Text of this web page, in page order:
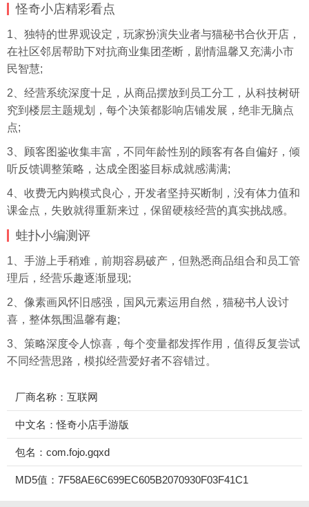
怪奇小店精彩看点
1、独特的世界观设定，玩家扮演失业者与猫秘书合伙开店，
在社区邻居帮助下对抗商业集团垄断，剧情温馨又充满小市
民智慧;
2、经营系统深度十足，从商品摆放到员工分工，从科技树研
究到楼层主题规划，每个决策都影响店铺发展，绝非无脑点
点;
3、顾客图鉴收集丰富，不同年龄性别的顾客有各自偏好，倾
听反馈调整策略，达成全图鉴目标成就感满满;
4、收费无内购模式良心，开发者坚持买断制，没有体力值和
课金点，失败就得重新来过，保留硬核经营的真实挑战感。
蛙扑小编测评
1、手游上手稍难，前期容易破产，但熟悉商品组合和员工管
理后，经营乐趣逐渐显现;
2、像素画风怀旧感强，国风元素运用自然，猫秘书人设讨
喜，整体氛围温馨有趣;
3、策略深度令人惊喜，每个变量都发挥作用，值得反复尝试
不同经营思路，模拟经营爱好者不容错过。
厂商名称：互联网
中文名：怪奇小店手游版
包名：com.fojo.gqxd
MD5值：7F58AE6C699EC605B2070930F03F41C1